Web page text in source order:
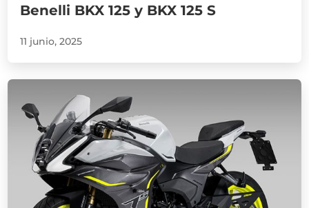
Benelli BKX 125 y BKX 125 S
11 junio, 2025